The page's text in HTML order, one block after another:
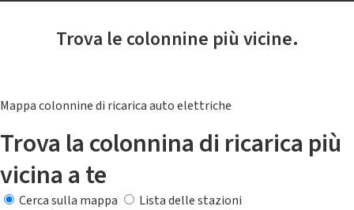
Trova le colonnine più vicine.
Mappa colonnine di ricarica auto elettriche
Trova la colonnina di ricarica più
vicina a te
Cerca sulla mappa
Lista delle stazioni